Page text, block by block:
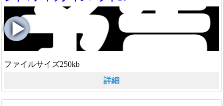
ファイルサイズ250kb
詳細